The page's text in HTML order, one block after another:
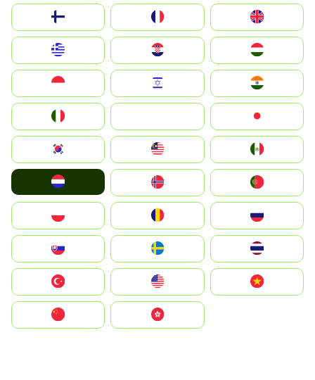
United Kingdom
Magyarország
South Korea
United States
中國香港特別行政區